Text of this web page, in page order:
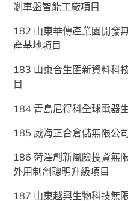
剎車盤智能工廠項目
182 山東華傳產業園開發
產基地項目
183 山東合生匯新資料科
目
184 青島尼得科全球電器
185 威海正合倉儲無限公
186 菏澤創新風險投資無
外用制劑聰明升級項目
187 山東越興生物科技無